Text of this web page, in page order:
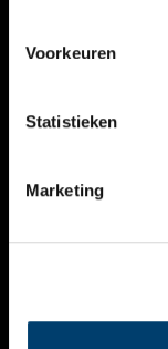
Voorkeuren
Statistieken
Marketing
KALENDER
THEMA’S
VIDEO’S
CONTACT